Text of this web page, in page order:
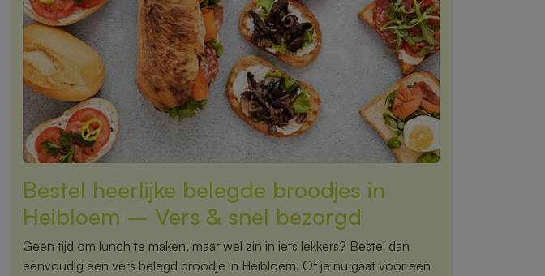
Bestel heerlijke belegde broodjes in
Heibloem – Vers & snel bezorgd
Geen tijd om lunch te maken, maar wel zin in iets lekkers? Bestel dan
eenvoudig een vers belegd broodje in Heibloem. Of je nu gaat voor een